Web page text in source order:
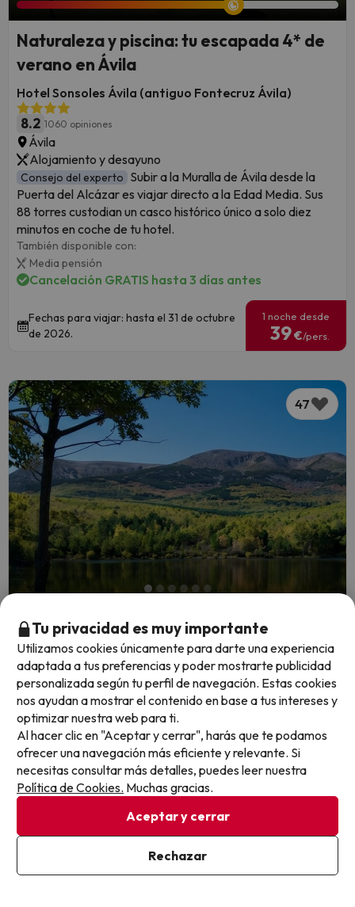
Ver en mapa
Naturaleza y piscina: tu escapada 4* de
verano en Ávila
Hotel Sonsoles Ávila (antiguo Fontecruz Ávila)
8.2 1060 opiniones
Ávila
Alojamiento y desayuno
Consejo del experto Subir a la Muralla de Ávila desde la
Puerta del Alcázar es viajar directo a la Edad Media. Sus
88 torres custodian un casco histórico único a solo diez
minutos en coche de tu hotel.
También disponible con:
Media pensión
Cancelación GRATIS hasta 3 días antes
Fechas para viajar: hasta el 31 de octubre
de 2026.
1 noche desde
39€/pers.
47
A las puertas del Moncayo: disfruta de
Ólvega al mejor precio
Alda Mirador del Moncayo
9 424 opiniones
Ólvega, Soria
Alojamiento y desayuno
Niños de 2 a 11 años: el 1º viaja GRATIS
le diría que merece mucho la pena, especialmente si le
gusta la naturaleza, hacer rutas y desconectar unos días.
(Laura, viajó en pareja en julio de 2026)
Cancelación GRATIS hasta 4 días antes
Tu privacidad es muy importante
Utilizamos cookies únicamente para darte una experiencia
adaptada a tus preferencias y poder mostrarte publicidad
personalizada según tu perfil de navegación. Estas cookies
nos ayudan a mostrar el contenido en base a tus intereses y
optimizar nuestra web para ti.
Al hacer clic en "Aceptar y cerrar", harás que te podamos
ofrecer una navegación más eficiente y relevante. Si
necesitas consultar más detalles, puedes leer nuestra
Política de Cookies. Muchas gracias.
Aceptar y cerrar
Rechazar